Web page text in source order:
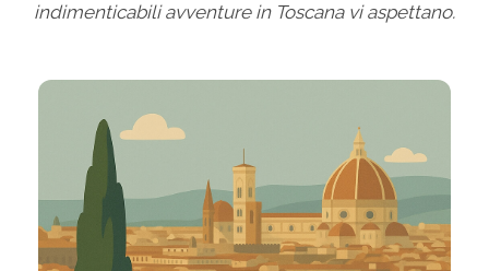
indimenticabili avventure in Toscana vi aspettano.